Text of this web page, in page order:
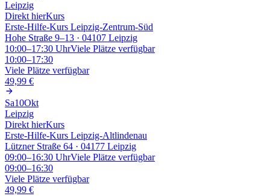
Leipzig
Direkt hierKurs
Erste-Hilfe-Kurs Leipzig-Zentrum-Süd
Hohe Straße 9–13 · 04107 Leipzig
10:00–17:30 UhrViele Plätze verfügbar
10:00–17:30
Viele Plätze verfügbar
49,99 €
Sa10Okt
Leipzig
Direkt hierKurs
Erste-Hilfe-Kurs Leipzig-Altlindenau
Lützner Straße 64 · 04177 Leipzig
09:00–16:30 UhrViele Plätze verfügbar
09:00–16:30
Viele Plätze verfügbar
49,99 €